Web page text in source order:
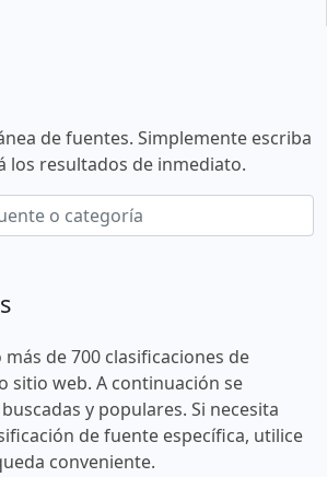
de fuentes. Simplemente escriba
los resultados de inmediato.
de 700 clasificaciones de
sitio web. A continuación se
y populares. Si necesita
de fuente específica, utilice
conveniente.